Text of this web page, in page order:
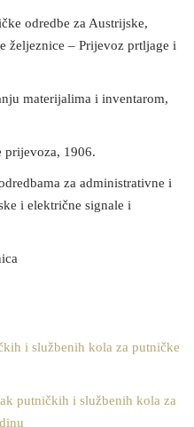
odredbe za Austrijske,
željeznice – Prijevoz prtljage i
materijalima i inventarom,
prijevoza, 1906.
za administrativne i
i električne signale i
i službenih kola za putničke
putničkih i službenih kola za